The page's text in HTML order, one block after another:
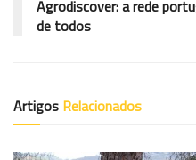
Agrodiscover: a rede
de todos
Artigos Relacionados